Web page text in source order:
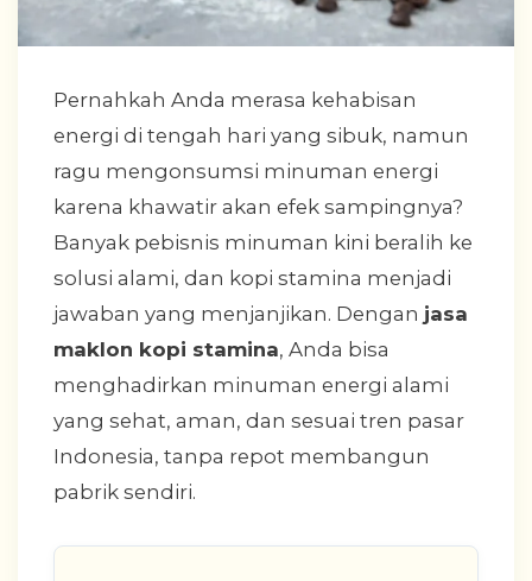
Pernahkah Anda merasa kehabisan
energi di tengah hari yang sibuk, namun
ragu mengonsumsi minuman energi
karena khawatir akan efek sampingnya?
Banyak pebisnis minuman kini beralih ke
solusi alami, dan kopi stamina menjadi
jawaban yang menjanjikan. Dengan jasa
maklon kopi stamina, Anda bisa
menghadirkan minuman energi alami
yang sehat, aman, dan sesuai tren pasar
Indonesia, tanpa repot membangun
pabrik sendiri.